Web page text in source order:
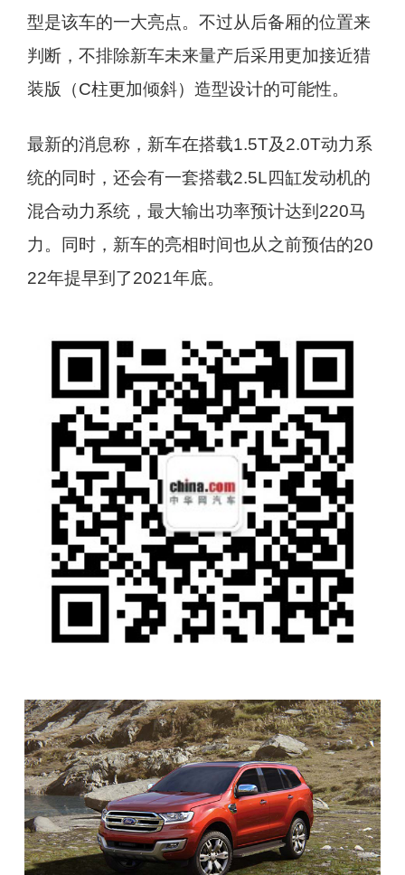
型是该车的一大亮点。不过从后备厢的位置来
判断，不排除新车未来量产后采用更加接近猎
装版（C柱更加倾斜）造型设计的可能性。
最新的消息称，新车在搭载1.5T及2.0T动力系
统的同时，还会有一套搭载2.5L四缸发动机的
混合动力系统，最大输出功率预计达到220马
力。同时，新车的亮相时间也从之前预估的20
22年提早到了2021年底。